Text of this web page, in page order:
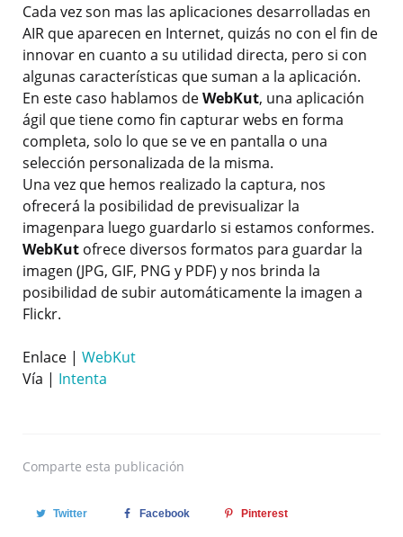
Cada vez son mas las aplicaciones desarrolladas en
AIR que aparecen en Internet, quizás no con el fin de
innovar en cuanto a su utilidad directa, pero si con
algunas características que suman a la aplicación.
En este caso hablamos deWebKut, una aplicación
ágil que tiene como fin capturar webs en forma
completa, solo lo que se ve en pantalla o una
selección personalizada de la misma.
Una vez que hemos realizado la captura, nos
ofrecerá la posibilidad de previsualizar la
imagenpara luego guardarlo si estamos conformes.
WebKut ofrece diversos formatos para guardar la
imagen (JPG, GIF, PNG y PDF) y nos brinda la
posibilidad de subir automáticamente la imagen a
Flickr.
Enlace | WebKut
Vía | Intenta
Comparte esta publicación
Twitter Facebook Pinterest